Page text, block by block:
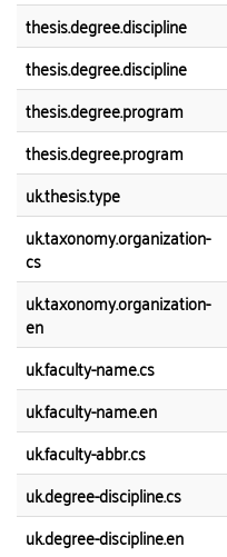
thesis.degree.discipline
thesis.degree.discipline
thesis.degree.program
thesis.degree.program
uk.thesis.type
uk.taxonomy.organization-
cs
uk.taxonomy.organization-
en
uk.faculty-name.cs
uk.faculty-name.en
uk.faculty-abbr.cs
uk.degree-discipline.cs
uk.degree-discipline.en